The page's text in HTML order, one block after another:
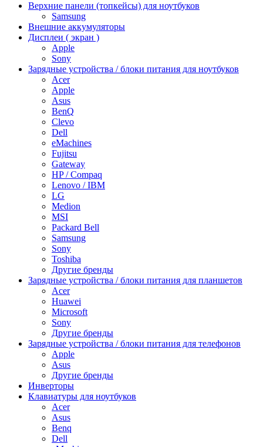
Верхние панели (топкейсы) для ноутбуков
Samsung
Внешние аккумуляторы
Дисплеи ( экран )
Apple
Sony
Зарядные устройства / блоки питания для ноутбуков
Acer
Apple
Asus
BenQ
Clevo
Dell
eMachines
Fujitsu
Gateway
HP / Compaq
Lenovo / IBM
LG
Medion
MSI
Packard Bell
Samsung
Sony
Toshiba
Другие бренды
Зарядные устройства / блоки питания для планшетов
Acer
Huawei
Microsoft
Sony
Другие бренды
Зарядные устройства / блоки питания для телефонов
Apple
Asus
Другие бренды
Инверторы
Клавиатуры для ноутбуков
Acer
Asus
Benq
Dell